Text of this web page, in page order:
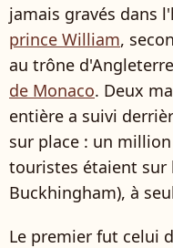
jamais gravés dans
prince William,
au trône
de Monaco. Deux
entière a suivi
sur place : un
touristes étaient sur
Buckhingham), à
Le premier fut celui